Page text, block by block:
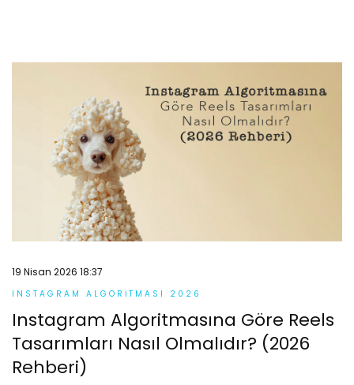
19 Nisan 2026 18:37
INSTAGRAM ALGORITMASI 2026
Instagram Algoritmasına Göre Reels
Tasarımları Nasıl Olmalıdır? (2026
Rehberi)